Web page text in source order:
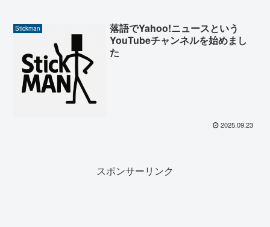
Stickman
落語でYahoo!ニュースという
YouTubeチャンネルを始めまし
た
2025.09.23
スポンサーリンク